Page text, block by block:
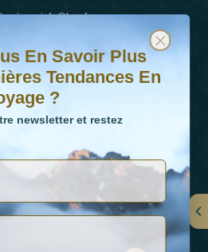
:info@luxafar.com
N°
+442034682356
+971552944761
LIENS
plus sur les dernières
et restez informé
En Savoir Plus
Tendances En
?
newsletter et restez